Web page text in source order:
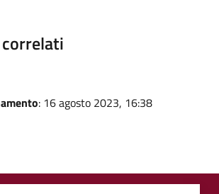
: 16 agosto 2023, 16:38